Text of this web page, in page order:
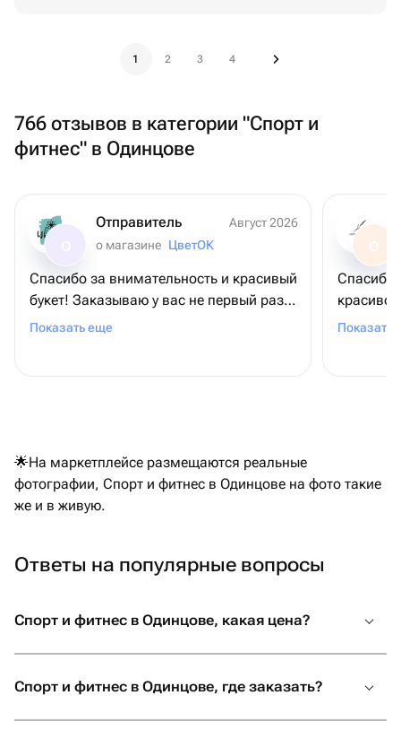
1 2 3 4
766 отзывов в категории "Спорт и
фитнес" в Одинцове
Отправитель
Август 2026
о магазине ЦветОК
Спасибо за внимательность и красивый
букет! Заказываю у вас не первый раз,
каждый раз - супер, очень ценно 🩶
Показать еще
О
Спасибо
красиво!
в такую
Показать
🌟На маркетплейсе размещаются реальные
фотографии, Спорт и фитнес в Одинцове на фото такие
же и в живую.
Ответы на популярные вопросы
Спорт и фитнес в Одинцове, какая цена?
Спорт и фитнес в Одинцове, где заказать?